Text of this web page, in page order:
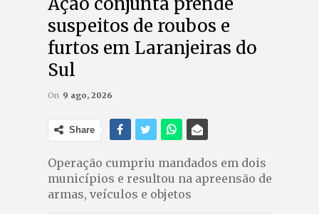
suspeitos de roubos e
furtos em Laranjeiras do
Sul
On 9 ago, 2026
Share
Operação cumpriu mandados em dois
municípios e resultou na apreensão de
armas, veículos e objetos